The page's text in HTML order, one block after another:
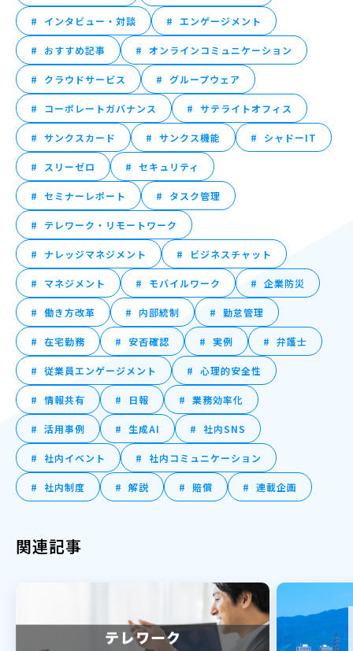
インタビュー・対談 エンゲージメント
おすすめ記事 オンラインコミュニケーション
クラウドサービス グループウェア
コーポレートガバナンス サテライトオフィス
サンクスカード サンクス機能 シャドーIT
スリーゼロ セキュリティ
セミナーレポート タスク管理
テレワーク・リモートワーク
ナレッジマネジメント ビジネスチャット
マネジメント モバイルワーク 企業防災
働き方改革 内部統制 勤怠管理
在宅勤務 安否確認 実例 弁護士
従業員エンゲージメント 心理的安全性
情報共有 日報 業務効率化
活用事例 生成AI 社内SNS
社内イベント 社内コミュニケーション
社内制度 解説 賠償 連載企画
関連記事